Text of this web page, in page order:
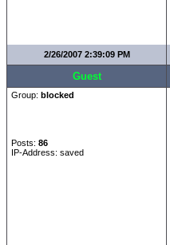
2/26/2007 2:39:09 PM
Guest
Group: blocked
Posts: 86
IP-Address: saved